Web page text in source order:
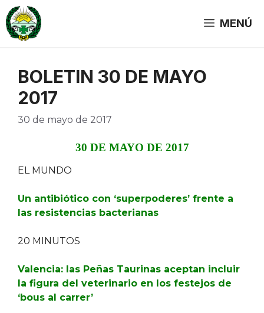
Saltar
al
contenido
MENÚ
BOLETIN 30 DE MAYO
2017
30 de mayo de 2017
30 DE MAYO DE 2017
EL MUNDO
Un antibiótico con ‘superpoderes’ frente a
las resistencias bacterianas
20 MINUTOS
Valencia: las Peñas Taurinas aceptan incluir
la figura del veterinario en los festejos de
‘bous al carrer’